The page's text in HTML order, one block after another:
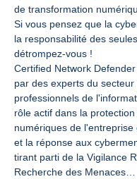
de transformation
Si vous pensez que la
la responsabilité des
détrompez-vous !
Certified Network
par des experts du
professionnels de
rôle actif dans la
numériques de l'entreprise
et la réponse aux
tirant parti de la Vigilance
Recherche des Menaces…